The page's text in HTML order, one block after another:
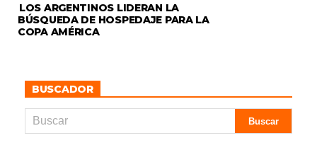
LOS ARGENTINOS LIDERAN LA
BÚSQUEDA DE HOSPEDAJE PARA LA
COPA AMÉRICA
BUSCADOR